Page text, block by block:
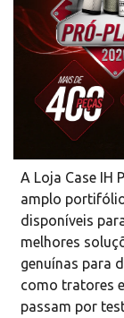
A Loja Case IH
amplo
disponíveis
melhores
genuínas para
como tratores
passam por